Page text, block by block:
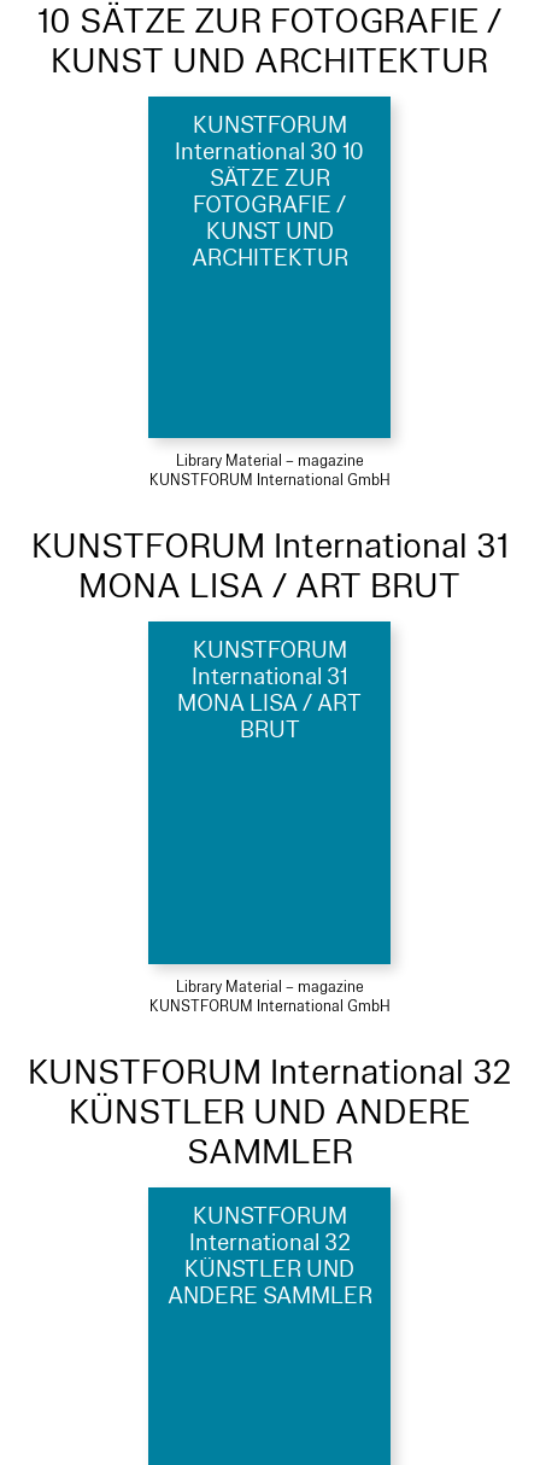
10 SÄTZE ZUR FOTOGRAFIE /
KUNST UND ARCHITEKTUR
KUNSTFORUM
International 30 10
SÄTZE ZUR
FOTOGRAFIE /
KUNST UND
ARCHITEKTUR
Library Material – magazine
KUNSTFORUM International GmbH
KUNSTFORUM International 31
MONA LISA / ART BRUT
KUNSTFORUM
International 31
MONA LISA / ART
BRUT
Library Material – magazine
KUNSTFORUM International GmbH
KUNSTFORUM International 32
KÜNSTLER UND ANDERE
SAMMLER
KUNSTFORUM
International 32
KÜNSTLER UND
ANDERE SAMMLER